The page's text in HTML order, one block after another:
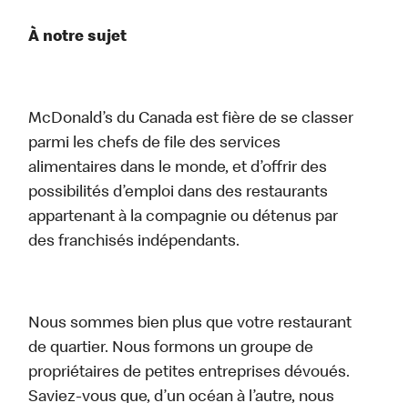
À notre sujet
McDonald’s du Canada est fière de se classer
parmi les chefs de file des services
alimentaires dans le monde, et d’offrir des
possibilités d’emploi dans des restaurants
appartenant à la compagnie ou détenus par
des franchisés indépendants.
Nous sommes bien plus que votre restaurant
de quartier. Nous formons un groupe de
propriétaires de petites entreprises dévoués.
Saviez-vous que, d’un océan à l’autre, nous